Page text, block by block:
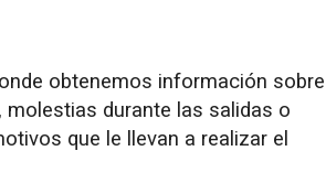
obtenemos información sobre
molestias durante las salidas o
que le llevan a realizar el